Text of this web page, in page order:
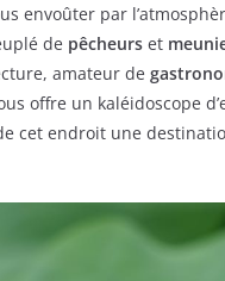
envoûter par
de pêcheurs et
amateur de
offre un kaléidoscope
cet endroit une